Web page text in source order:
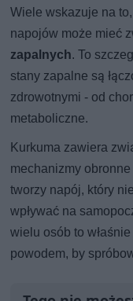
Wiele wskazuje na
napojów może mieć
zapalnych. To
stany zapalne są
zdrowotnymi - od
metaboliczne.
Kurkuma zawiera
mechanizmy
tworzy napój, który
wpływać na
wielu osób to
powodem, by